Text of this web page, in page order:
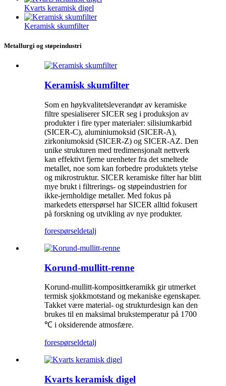
Kvarts keramisk digel
Keramisk skumfilter
Metallurgi og støpeindustri
Keramisk skumfilter
Som en høykvalitetsleverandør av keramiske
filtre spesialiserer SICER seg i produksjon av
produkter i fire typer materialer: silisiumkarbid
(SICER-C), aluminiumoksid (SICER-A),
zirkoniumoksid (SICER-Z) og SICER-AZ. Den
unike strukturen med tredimensjonalt nettverk
kan effektivt fjerne urenheter fra det smeltede
metallet, noe som kan forbedre produktets ytelse
og mikrostruktur. SICER keramiske filter har blitt
mye brukt i filtrerings- og støpeindustrien for
ikke-jernholdige metaller. Med fokus på
markedets etterspørsel har SICER alltid fokusert
på forskning og utvikling av nye produkter.
forespørseldetalj
Korund-mullitt-renne
Korund-mullitt-komposittkeramikk gir utmerket
termisk sjokkmotstand og mekaniske egenskaper.
Takket være material- og strukturdesign kan den
brukes til en maksimal brukstemperatur på 1700
℃ i oksiderende atmosfære.
forespørseldetalj
Kvarts keramisk digel